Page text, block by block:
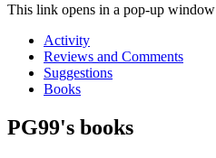
This link opens in a pop-up window
Activity
Reviews and Comments
Suggestions
Books
PG99's books